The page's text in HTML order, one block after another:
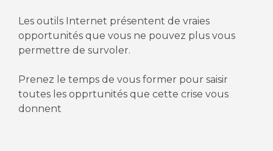
Les outils Internet présentent de vraies
opportunités que vous ne pouvez plus vous
permettre de survoler.
Prenez le temps de vous former pour saisir
toutes les opprtunités que cette crise vous
donnent